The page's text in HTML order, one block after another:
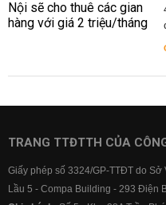
TRANG TTĐTTH CỦA
Giấy phép số 3324/GP-TTĐT do Sở
Lầu 5 - Compa Building - 293 Điện